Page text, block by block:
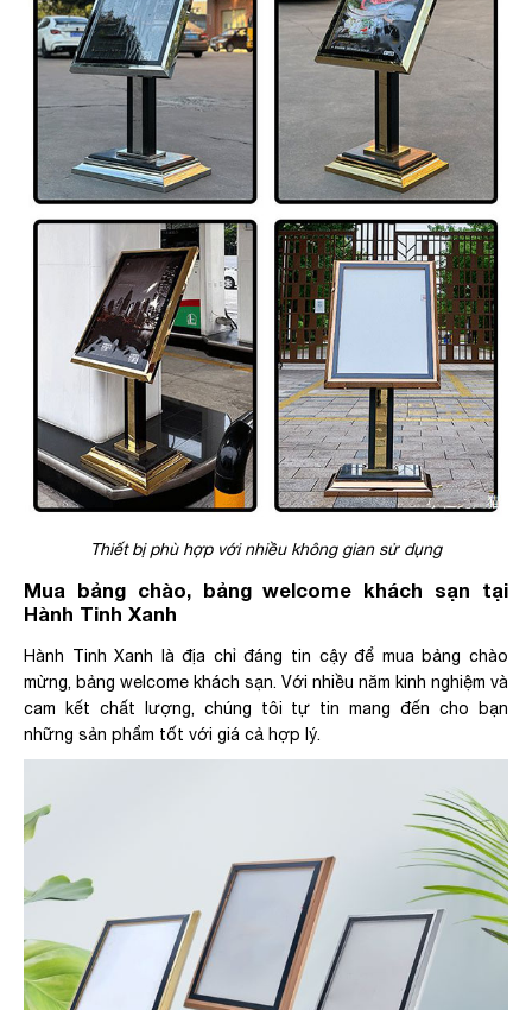
Thiết bị phù hợp với nhiều không gian sử dụng
Mua bảng chào, bảng welcome khách sạn tại
Hành Tinh Xanh
Hành Tinh Xanh là địa chỉ đáng tin cậy để mua bảng chào
mừng, bảng welcome khách sạn. Với nhiều năm kinh nghiệm và
cam kết chất lượng, chúng tôi tự tin mang đến cho bạn
những sản phẩm tốt với giá cả hợp lý.